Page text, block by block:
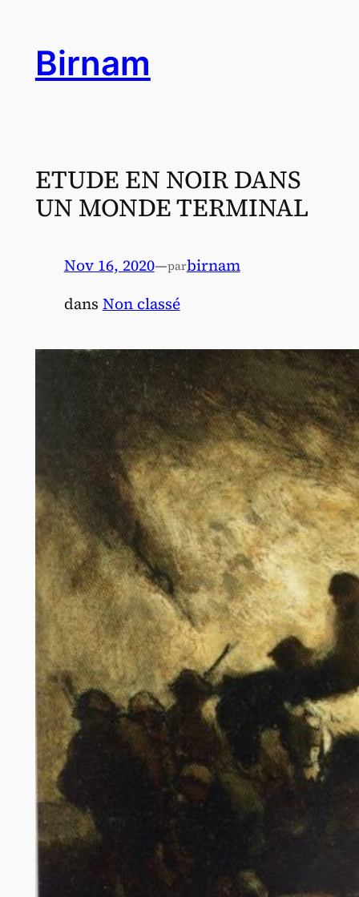
contenu
Birnam
ETUDE EN NOIR DANS
UN MONDE TERMINAL
Nov 16, 2020—parbirnam
dans Non classé